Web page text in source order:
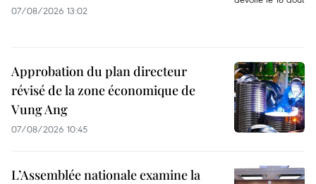
07/08/2026 13:02
Approbation du plan directeur
révisé de la zone économique de
Vung Ang
07/08/2026 10:45
L’Assemblée nationale examine la